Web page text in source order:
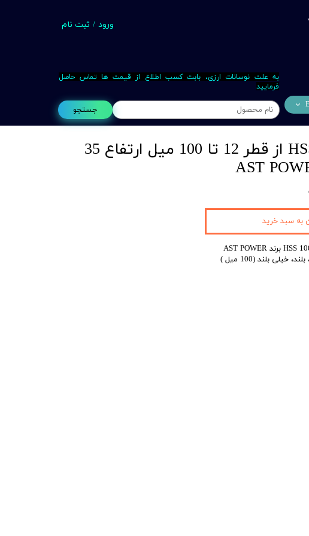
جستجو
ورود / ثبت نام
خروج از حساب کاربری
Business
به علت نوسانات ارزی، بابت کسب اطلاع از قیمت ها تماس حاصل
فرمایید
مته گردبر HSS از قطر 12 تا 100 میل ارتفاع 35
خیلی بلند (100 میل )
به سبد خرید